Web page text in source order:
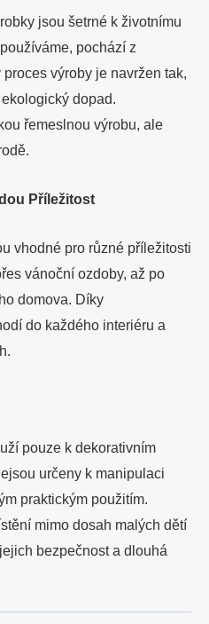
jsou šetrné k životnímu
pochází z
výroby je navržen tak,
dopad.
řemeslnou výrobu, ale
Příležitost
vhodné pro různé příležitosti
vánoční ozdoby, až po
domova. Díky
do každého interiéru a
pouze k dekorativním
určeny k manipulaci
praktickým použitím.
mimo dosah malých dětí
bezpečnost a dlouhá